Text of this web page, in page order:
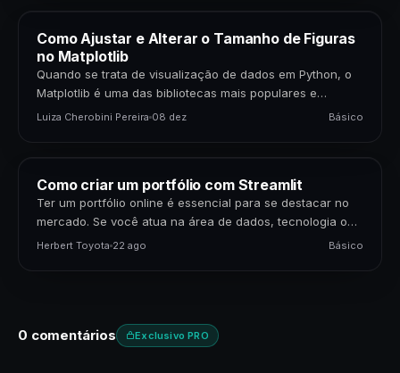
Como Ajustar e Alterar o Tamanho de Figuras
no Matplotlib
Quando se trata de visualização de dados em Python, o
Matplotlib é uma das bibliotecas mais populares e
poderosas disponíveis. Para cientistas de dados,…
Luiza Cherobini Pereira 08 dez Básico
Como criar um portfólio com Streamlit
Ter um portfólio online é essencial para se destacar no
mercado. Se você atua na área de dados, tecnologia ou
negócios, apresentar seus projetos…
Herbert Toyota 22 ago Básico
0 comentários Exclusivo PRO